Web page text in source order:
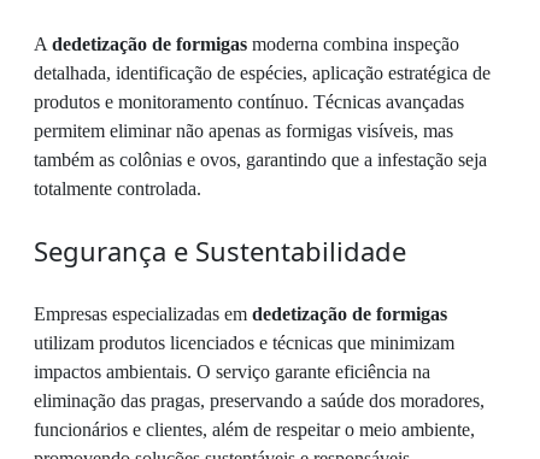
A dedetização de formigas moderna combina inspeção
detalhada, identificação de espécies, aplicação estratégica de
produtos e monitoramento contínuo. Técnicas avançadas
permitem eliminar não apenas as formigas visíveis, mas
também as colônias e ovos, garantindo que a infestação seja
totalmente controlada.
Segurança e Sustentabilidade
Empresas especializadas em dedetização de formigas
utilizam produtos licenciados e técnicas que minimizam
impactos ambientais. O serviço garante eficiência na
eliminação das pragas, preservando a saúde dos moradores,
funcionários e clientes, além de respeitar o meio ambiente,